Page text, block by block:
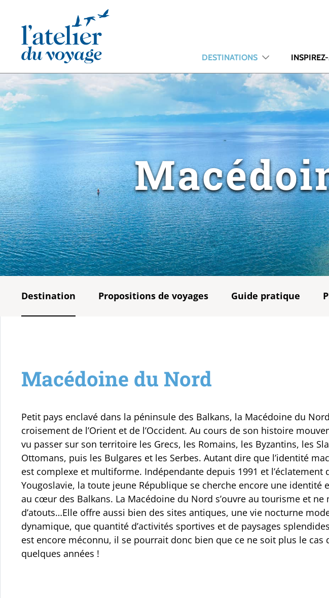
DESTINATIONS
Destination Propositions de voyages Guide pratique
Macédoine du Nord
Petit pays enclavé dans la péninsule des Balkans, la Macédoine du
croisement de l’Orient et de l’Occident. Au cours de son histoire
vu passer sur son territoire les Grecs, les Romains, les Byzantins, les
Ottomans, puis les Bulgares et les Serbes. Autant dire que l’identité
est complexe et multiforme. Indépendante depuis 1991 et l’éclatement
Yougoslavie, la toute jeune République se cherche encore une identité
au cœur des Balkans. La Macédoine du Nord s’ouvre au tourisme et ne
d’atouts…Elle offre aussi bien des sites antiques, une vie nocturne
dynamique, que quantité d’activités sportives et de paysages
est encore méconnu, il se pourrait donc bien que ce ne soit plus le cas
quelques années !
Panneau de gestion des cookies